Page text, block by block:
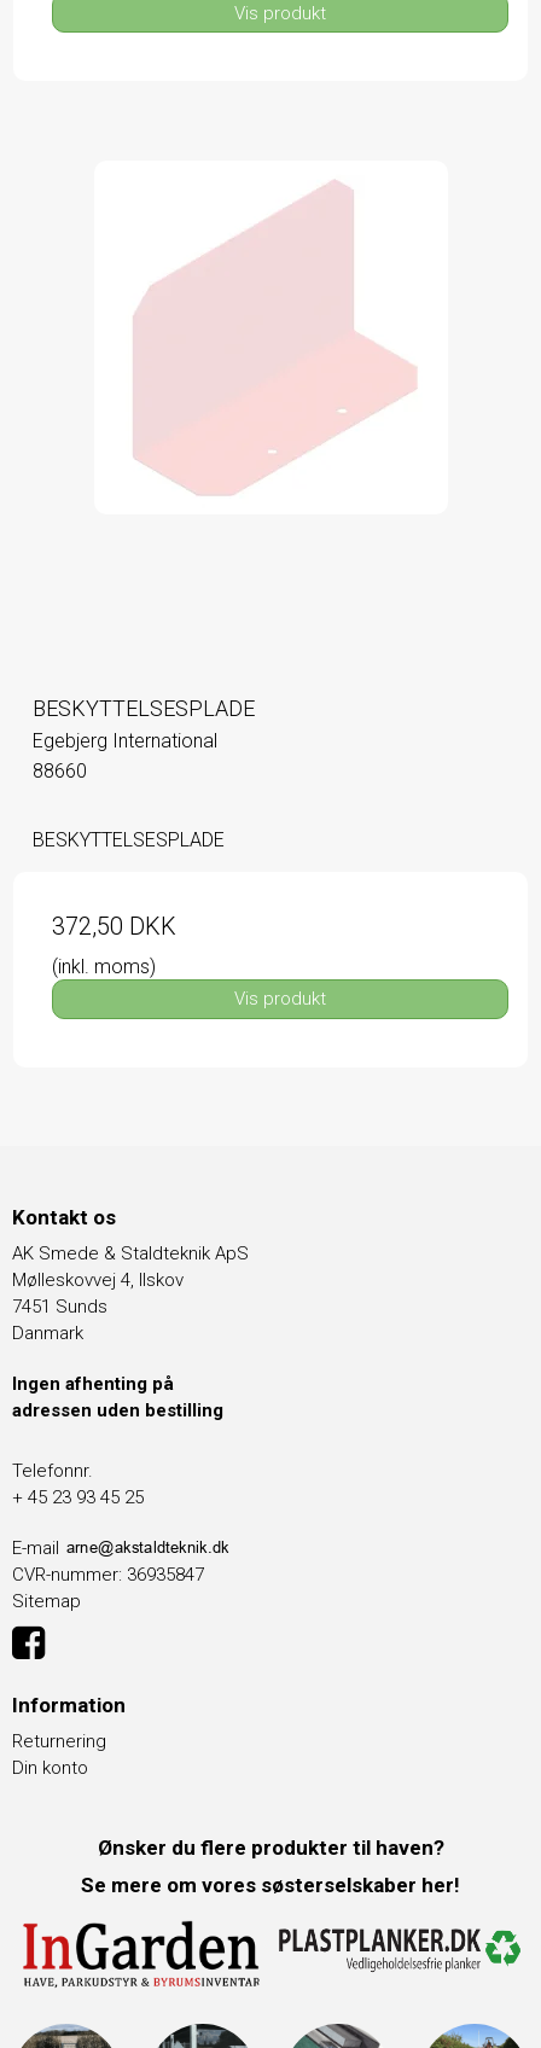
Vis produkt
BESKYTTELSESPLADE
Egebjerg International
88660
BESKYTTELSESPLADE
372,50 DKK
(inkl. moms)
Vis produkt
Kontakt os
AK Smede & Staldteknik ApS
Mølleskovvej 4, Ilskov
7451 Sunds
Danmark
Ingen afhenting på
adressen uden bestilling
Telefonnr.
+ 45 23 93 45 25
E-mail
CVR-nummer: 36935847
Sitemap
Information
Returnering
Din konto
Ønsker du flere produkter til haven?
Se mere om vores søsterselskaber her!